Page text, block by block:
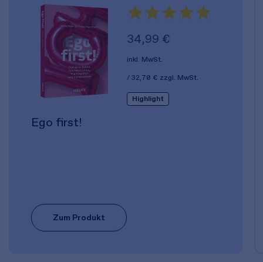
34,99 €
inkl. MwSt.
32,70 € zzgl. MwSt.
Highlight
Ego first!
Zum Produkt